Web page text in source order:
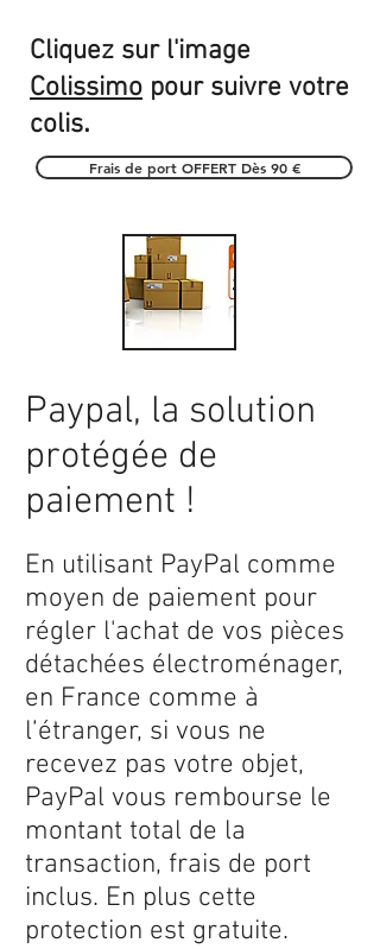
Cliquez sur l'image
Colissimo pour suivre votre
colis.
Frais de port OFFERT Dès 90 €
Paypal, la solution
protégée de
paiement !
En utilisant PayPal comme
moyen de paiement pour
régler l'achat de vos pièces
détachées électroménager,
en France comme à
l’étranger, si vous ne
recevez pas votre objet,
PayPal vous rembourse le
montant total de la
transaction, frais de port
inclus. En plus cette
protection est gratuite.